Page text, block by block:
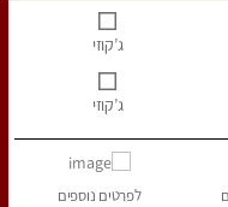
ג’קוזי
ג’קוזי
לפרטים נוספים